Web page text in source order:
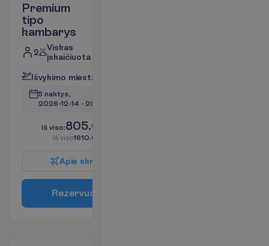
Premium
tipo
kambarys
2
Viskas
įskaičiuota
Išvykimo miesta
5 naktys,
2026-12-14 - 2026-12-19
Iš viso:805.00
Iš viso1610.00
Apie skr
Rezervuo